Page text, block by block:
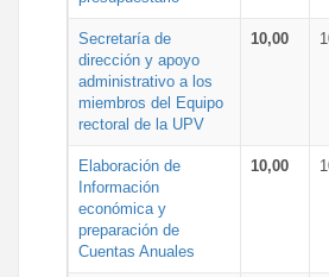
Secretaría de
dirección y apoyo
administrativo a los
miembros del Equipo
rectoral de la UPV
10,00
Elaboración de
Información
económica y
preparación de
Cuentas Anuales
10,00